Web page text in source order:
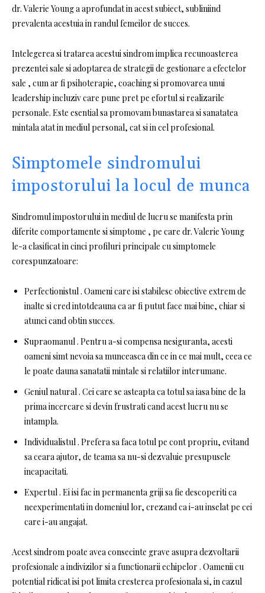
dr. Valerie Young a aprofundat in acest subiect, subliniind
prevalenta acestuia in randul femeilor de succes.
Intelegerea si tratarea acestui sindrom implica recunoasterea
prezentei sale si adoptarea de strategii de gestionare a efectelor
sale , cum ar fi psihoterapie, coaching si promovarea unui
leadership incluziv care pune pret pe efortul si realizarile
personale. Este esential sa promovam bunastarea si sanatatea
mintala atat in ​​mediul personal, cat si in cel profesional.
Simptomele sindromului
impostorului la locul de munca
Sindromul impostorului in mediul de lucru se manifesta prin
diferite comportamente si simptome , pe care dr. Valerie Young
le-a clasificat in cinci profiluri principale cu simptomele
corespunzatoare:
Perfectionistul . Oameni care isi stabilesc obiective extrem de
inalte si cred intotdeauna ca ar fi putut face mai bine, chiar si
atunci cand obtin succes.
Supraomanul . Pentru a-si compensa nesiguranta, acesti
oameni simt nevoia sa munceasca din ce in ce mai mult, ceea ce
le poate dauna sanatatii mintale si relatiilor interumane.
Geniul natural . Cei care se asteapta ca totul sa iasa bine de la
prima incercare si devin frustrati cand acest lucru nu se
intampla.
Individualistul . Prefera sa faca totul pe cont propriu, evitand
sa ceara ajutor, de teama sa nu-si dezvaluie presupusele
incapacitati.
Expertul . Ei isi fac in permanenta griji sa fie descoperiti ca
neexperimentati in domeniul lor, crezand ca i-au inselat pe cei
care i-au angajat.
Acest sindrom poate avea consecinte grave asupra dezvoltarii
profesionale a indivizilor si a functionarii echipelor . Oamenii cu
potential ridicat isi pot limita cresterea profesionala si, in cazul